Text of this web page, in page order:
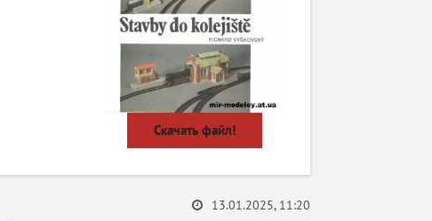
Скачать файл!
13.01.2025, 11:20